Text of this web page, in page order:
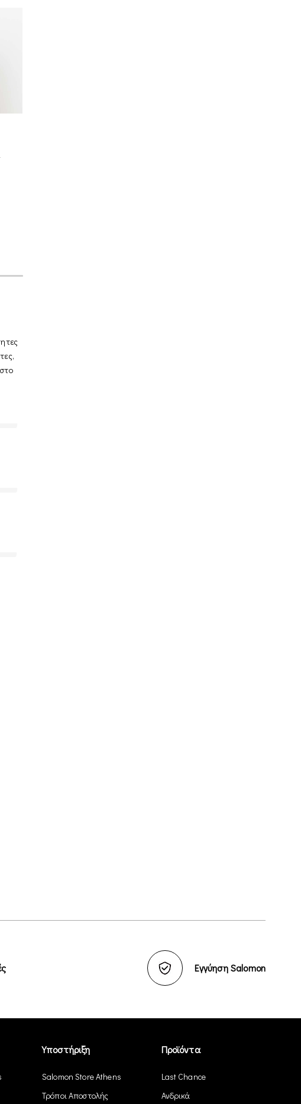
Εγγύηση Salomon
Υποστήριξη
Salomon Store Athens
Τρόποι Αποστολής
Προϊόντα
Last Chance
Ανδρικά